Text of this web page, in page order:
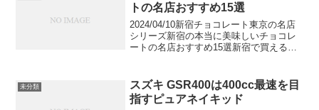
トの名店おすすめ15選
2024/04/10新宿チョコレート東京の名店
シリーズ新宿の本当に美味しいチョコレ
ートの名店おすすめ15選新宿で買える美
トショップや、食べログにて高評価を得
ている店、...
未分類
スズキ GSR400は400cc最速を目
指すピュアネイキッド